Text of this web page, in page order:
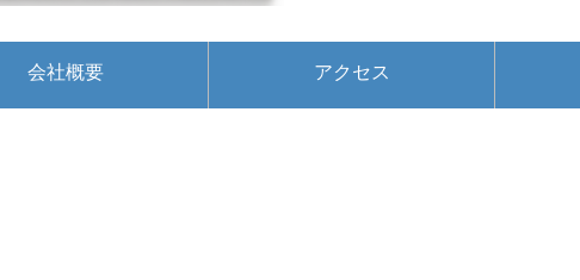
会社概要 アクセス